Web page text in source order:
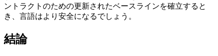
ントラクトのための更新されたベースラインを確立すると
き、言語はより安全になるでしょう。
結論